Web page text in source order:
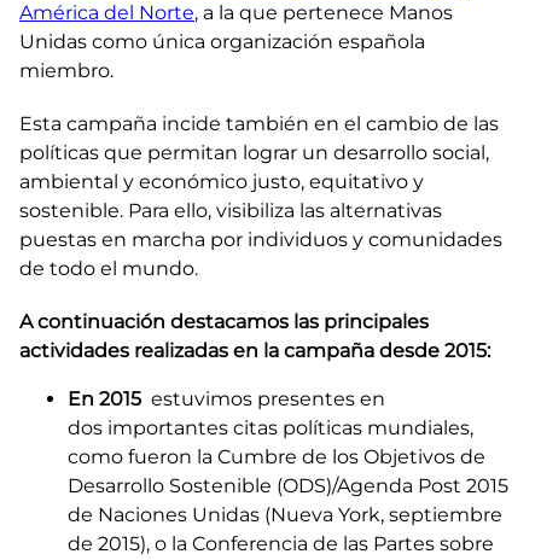
América del Norte, a la que pertenece Manos
Unidas como única organización española
miembro.
Esta campaña incide también en el cambio de las
políticas que permitan lograr un desarrollo social,
ambiental y económico justo, equitativo y
sostenible. Para ello, visibiliza las alternativas
puestas en marcha por individuos y comunidades
de todo el mundo.
A continuación destacamos las principales
actividades realizadas en la campaña desde 2015:​
En 2015 estuvimos presentes en
dos importantes citas políticas mundiales,
como fueron la Cumbre de los Objetivos de
Desarrollo Sostenible (ODS)/Agenda Post 2015
de Naciones Unidas (Nueva York, septiembre
de 2015), o la Conferencia de las Partes sobre